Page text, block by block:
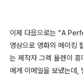
이제 다음으로는 “A
영상으로 영화의 메이킹
는 제작자 그렉 욜렌이
에게 이메일을 보냈는데,